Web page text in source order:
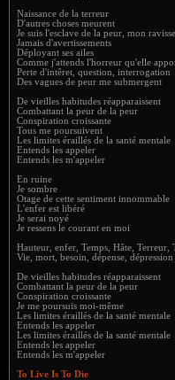
Naissance de la terreur
D'autres choses meurent
Je suis l'esclave de la peur, mon
Jamais d'avertissements
Déployant ses ailes
Comme j'attends l'horreur qu'elle
Perte d'intêret, question, interrogation
Des vagues de peur me submergent
De vieilles habitudes réapparaissent
Combattant la peur de la peur
Conspiration croissante
Tous me poursuivent
Les limites éraillés de la santé mentale
Entends les appeler
Entends les m'appeler
En ruine
Je sombre
Otage de cette sentiment innommable
L'enfer est libéré
Je serai noyé
Je ressens le courant en moi
Hauteur, enfer, Temps, Hâte, Terreur,
Vie, mort, besoin, dépense,
De vieilles habitudes réapparaissent
Combattant la peur de la peur
Conspiration croissante
Je me poursuis moi-même
Les limites éraillés de la santé mentale
Entends les appeler
Les limites éraillés de la santé mentale
Entends les appeler
Entends les m'appeler
To Live Is To Die